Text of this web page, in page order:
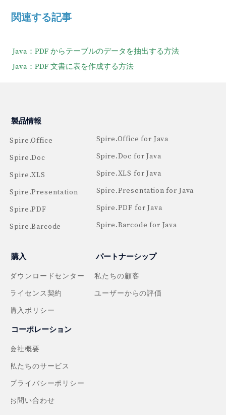
関連する記事
Java：PDF からテーブルのデータを抽出する方法
Java：PDF 文書に表を作成する方法
製品情報
Spire.Office
Spire.Doc
Spire.XLS
Spire.Presentation
Spire.PDF
Spire.Barcode
Spire.Office for Java
Spire.Doc for Java
Spire.XLS for Java
Spire.Presentation for Java
Spire.PDF for Java
Spire.Barcode for Java
購入
ダウンロードセンター
ライセンス契約
購入ポリシー
パートナーシップ
私たちの顧客
ユーザーからの評価
コーポレーション
会社概要
私たちのサービス
プライバシーポリシー
お問い合わせ